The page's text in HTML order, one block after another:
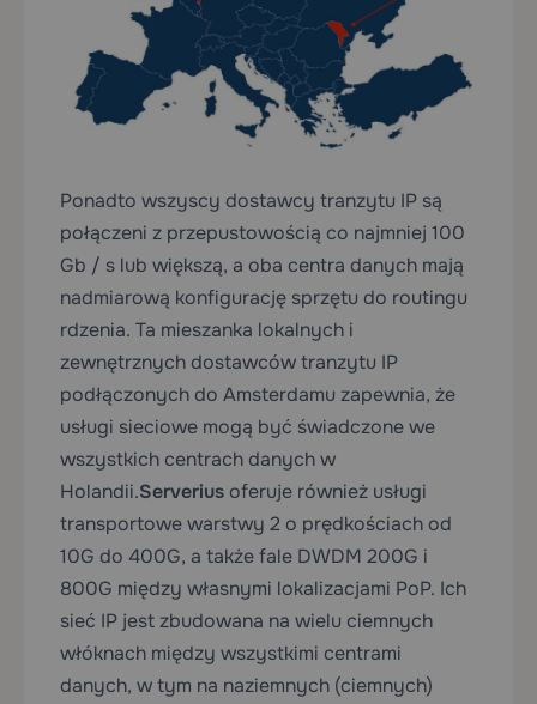
Ponadto wszyscy dostawcy tranzytu IP są
połączeni z przepustowością co najmniej 100
Gb / s lub większą, a oba centra danych mają
nadmiarową konfigurację sprzętu do routingu
rdzenia. Ta mieszanka lokalnych i
zewnętrznych dostawców tranzytu IP
podłączonych do Amsterdamu zapewnia, że
usługi sieciowe mogą być świadczone we
wszystkich centrach danych w
Holandii.Serverius oferuje również usługi
transportowe warstwy 2 o prędkościach od
10G do 400G, a także fale DWDM 200G i
800G między własnymi lokalizacjami PoP. Ich
sieć IP jest zbudowana na wielu ciemnych
włóknach między wszystkimi centrami
danych, w tym na naziemnych (ciemnych)